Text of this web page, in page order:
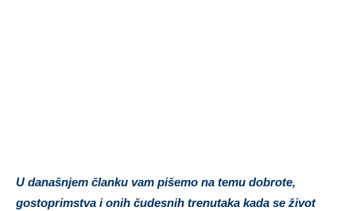
U današnjem članku vam pišemo na temu dobrote,
gostoprimstva i onih čudesnih trenutaka kada se život